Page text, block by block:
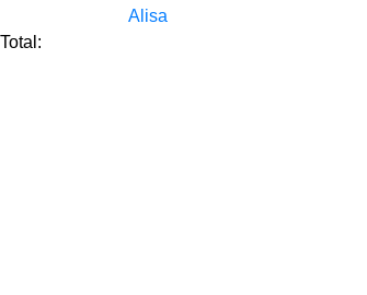
Alisa
Total: